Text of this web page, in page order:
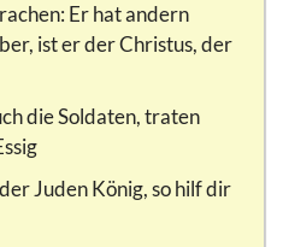
Er hat andern
ist er der Christus, der
die Soldaten, traten
Juden König, so hilf dir